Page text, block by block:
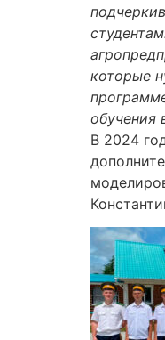
которые
обучения
В 2024